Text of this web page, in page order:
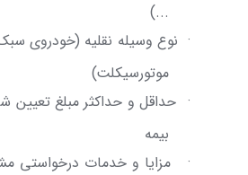
...)
· نوع وسیله نقلیه (خودروی
موتورسیکلت)
· حداقل و حداکثر مبلغ
بیمه
·
مزایا و خدمات درخواستی